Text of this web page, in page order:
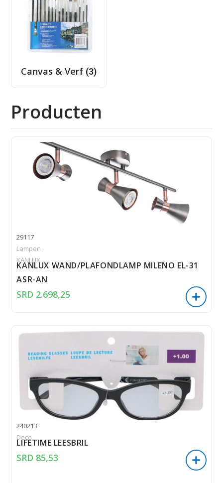
Canvas & Verf (3)
Producten
29117
Lampen
KANLUX
KANLUX WAND/PLAFONDLAMP MILENO EL-31
ASR-AN
SRD 2.698,25
240213
Deco
LIFETIME LEESBRIL
SRD 85,53